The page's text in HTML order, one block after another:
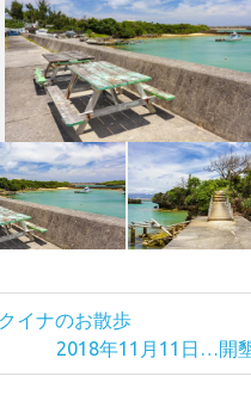
イナのお散歩
次
の
2018年11月11日…開